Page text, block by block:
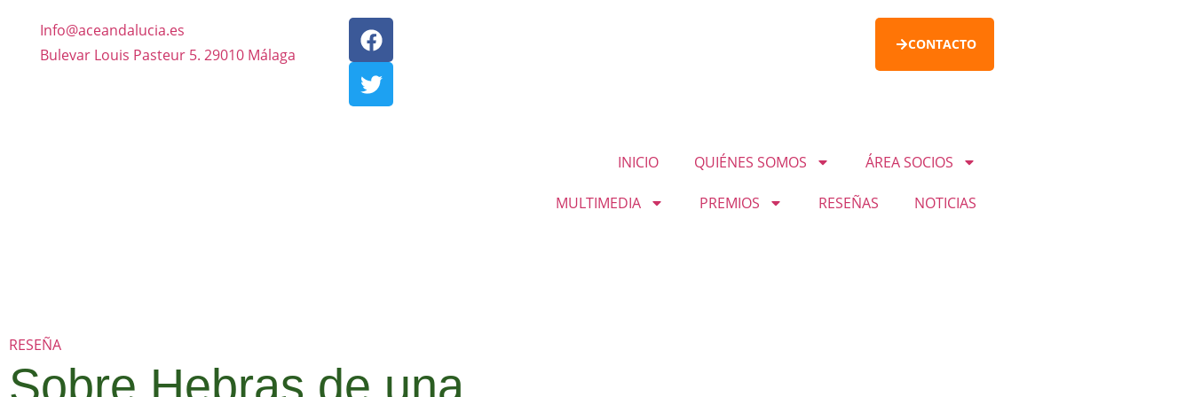
Info@aceandalucia.es
Bulevar Louis Pasteur 5. 29010 Málaga
CONTACTO
INICIO QUIÉNES SOMOS ÁREA SOCIOS
MULTIMEDIA PREMIOS RESEÑAS NOTICIAS
RESEÑA
Sobre Hebras de una